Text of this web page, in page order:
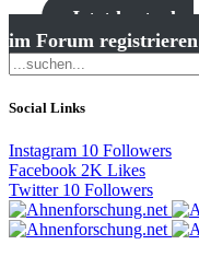
Jetzt kostenlos
im Forum registrieren
Social Links
Instagram 10 Followers
Facebook 2K Likes
Twitter 10 Followers